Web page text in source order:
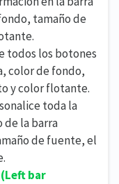
tamaño de
todos los botones
color de fondo,
y color flotante.
toda la
de la barra
de fuente, el
Left bar